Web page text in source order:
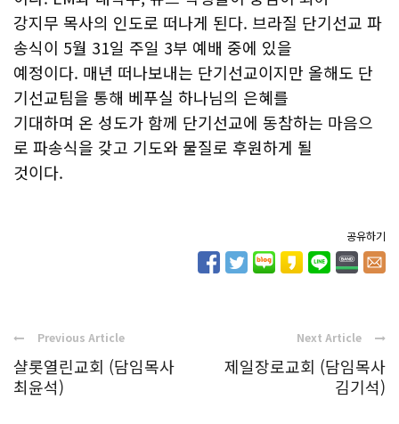
강지무 목사의 인도로 떠나게 된다. 브라질 단기선교 파
송식이 5월 31일 주일 3부 예배 중에 있을
예정이다. 매년 떠나보내는 단기선교이지만 올해도 단
기선교팀을 통해 베푸실 하나님의 은혜를
기대하며 온 성도가 함께 단기선교에 동참하는 마음으
로 파송식을 갖고 기도와 물질로 후원하게 될
것이다.
공유하기
Previous Article
샬롯열린교회 (담임목사
최윤석)
Next Article
제일장로교회 (담임목사
김기석)